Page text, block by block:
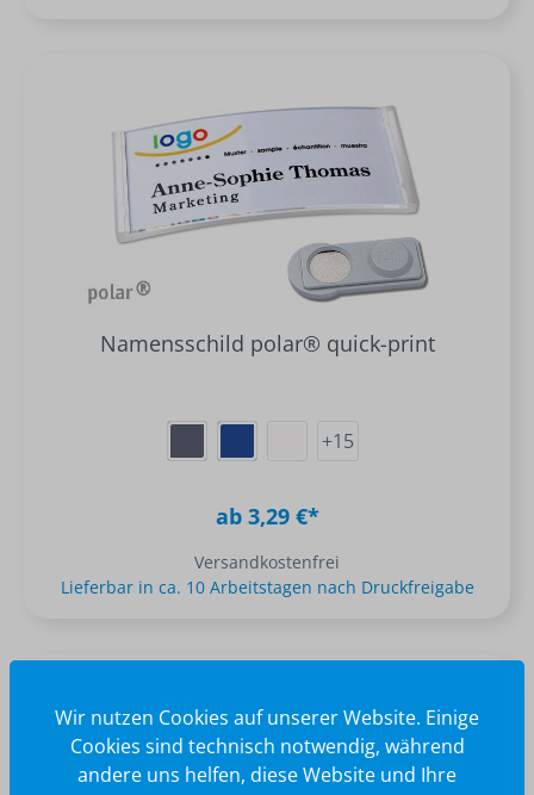
Namensschild polar® quick-print
+15
ab 3,29 €*
Versandkostenfrei
Lieferbar in ca. 10 Arbeitstagen nach Druckfreigabe
Wir nutzen Cookies auf unserer Website. Einige
Cookies sind technisch notwendig, während
andere uns helfen, diese Website und Ihre